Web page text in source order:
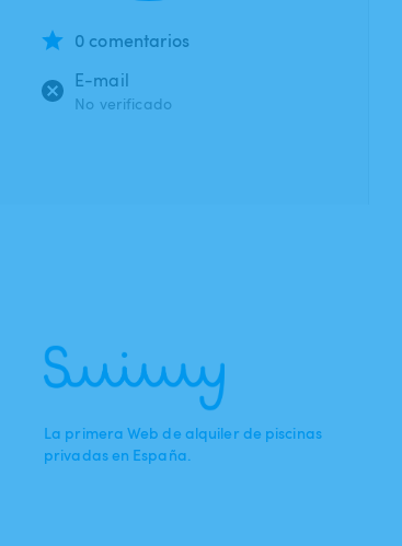
0 comentarios
E-mail
No verificado
La primera Web de alquiler de piscinas
privadas en España.